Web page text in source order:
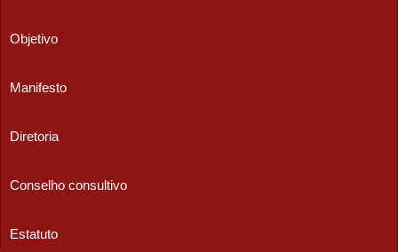
Objetivo
Manifesto
Diretoria
Conselho consultivo
Estatuto